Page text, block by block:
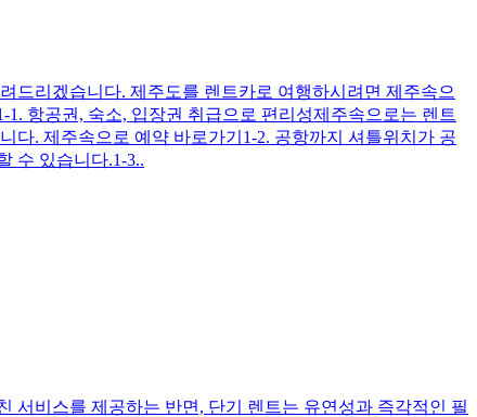
드리겠습니다. 제주도를 렌트카로 여행하시려면 제주속으
항공권, 숙소, 입장권 취급으로 편리성제주속으로는 렌트
다. 제주속으로 예약 바로가기1-2. 공항까지 셔틀위치가 공
수 있습니다.1-3..
서비스를 제공하는 반면, 단기 렌트는 유연성과 즉각적인 필